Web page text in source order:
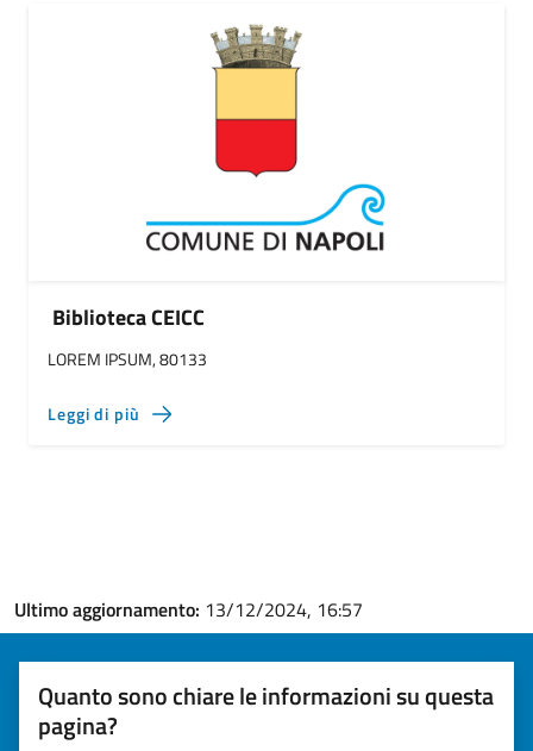
Biblioteca CEICC
LOREM IPSUM, 80133
Leggi di più
Ultimo aggiornamento: 13/12/2024, 16:57
Quanto sono chiare le informazioni su questa
pagina?